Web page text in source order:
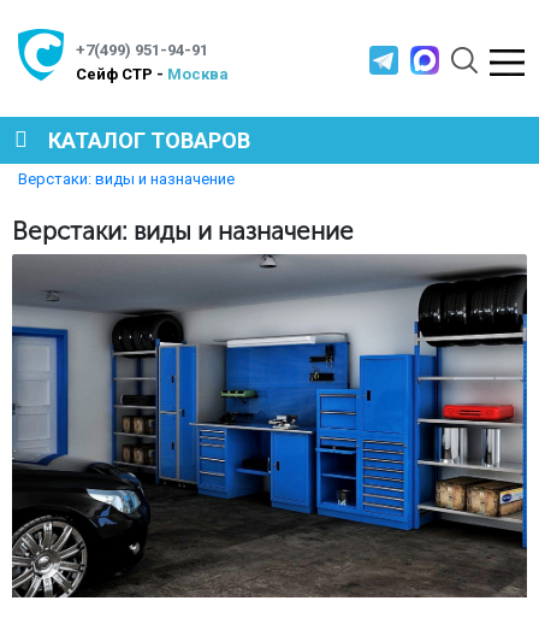
+7(499) 951-94-91
Cейф СТР - Москва
КАТАЛОГ ТОВАРОВ
МЕТАЛЛИЧЕСКАЯ МЕБЕЛЬ
МЕТАЛЛИЧЕСКИЕ СТЕЛЛАЖИ
ПРОИЗВОДСТВЕННАЯ МЕБЕЛЬ
МЕДИЦИНСКАЯ МЕБЕЛЬ
Главная
Полезная информация
Верстаки: виды и назначение
Верстаки: виды и назначение